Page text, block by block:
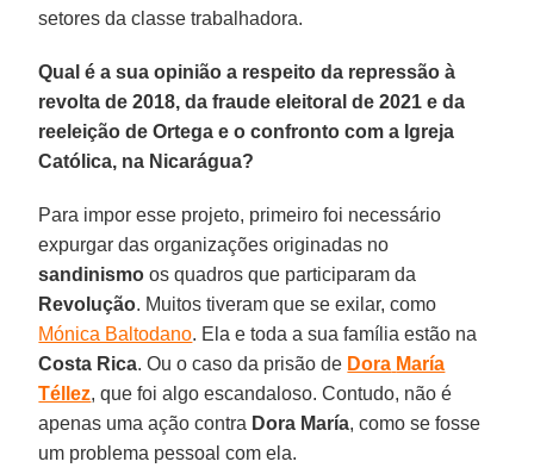
setores da classe trabalhadora.
Qual é a sua opinião a respeito da repressão à
revolta de 2018, da fraude eleitoral de 2021 e da
reeleição de Ortega e o confronto com a Igreja
Católica, na Nicarágua?
Para impor esse projeto, primeiro foi necessário
expurgar das organizações originadas no
sandinismo os quadros que participaram da
Revolução. Muitos tiveram que se exilar, como
Mónica Baltodano. Ela e toda a sua família estão na
Costa Rica. Ou o caso da prisão de Dora María
Téllez, que foi algo escandaloso. Contudo, não é
apenas uma ação contra Dora María, como se fosse
um problema pessoal com ela.